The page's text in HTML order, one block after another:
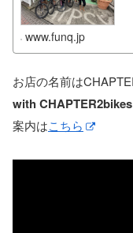
www.funq.jp
お店の名前は
with CHAPTER2bikes
案内はこちら